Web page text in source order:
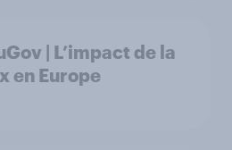
| L’impact de la
en Europe